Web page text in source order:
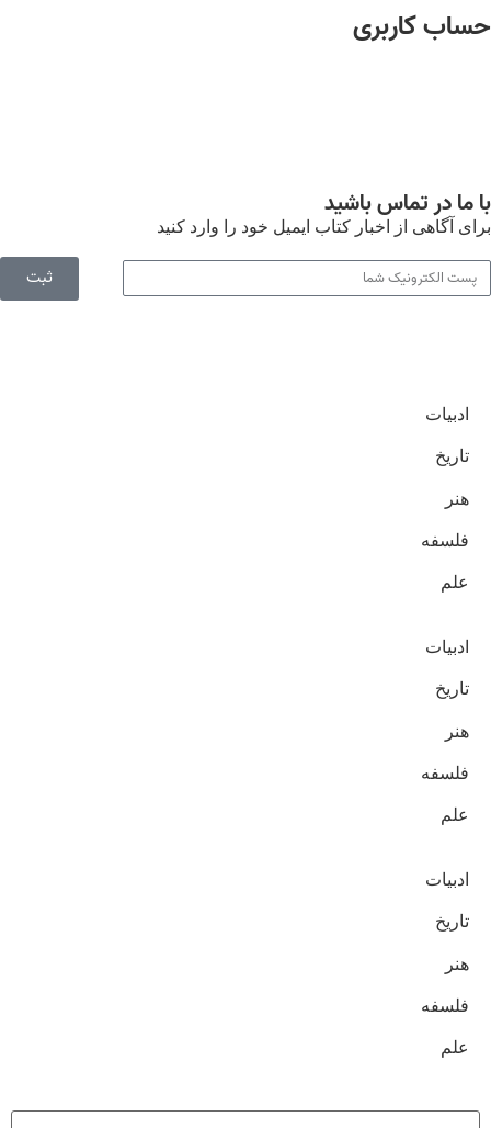
حساب کاربری
با ما در تماس باشید
برای آگاهی از اخبار کتاب ایمیل خود را وارد کنید
ثبت
ادبیات
تاریخ
هنر
فلسفه
علم
ادبیات
تاریخ
هنر
فلسفه
علم
ادبیات
تاریخ
هنر
فلسفه
علم